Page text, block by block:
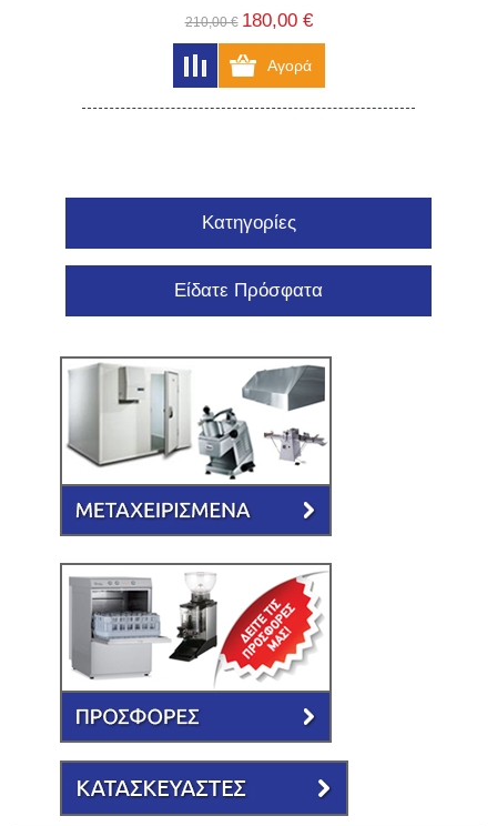
210,00 € 180,00 €
Κατηγορίες
Είδατε Πρόσφατα